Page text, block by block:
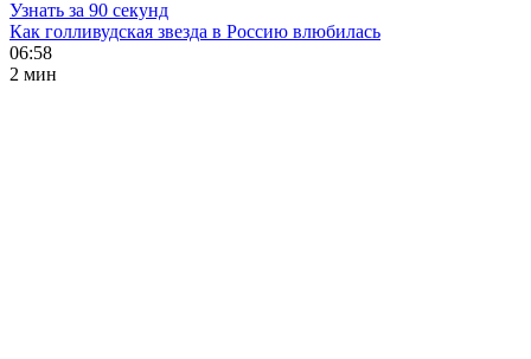
Узнать за 90 секунд
Как голливудская звезда в Россию влюбилась
06:58
2 мин